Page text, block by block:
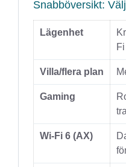
Snabböversikt:
Lägenhet
Villa/flera plan
Gaming
Wi-Fi 6 (AX)